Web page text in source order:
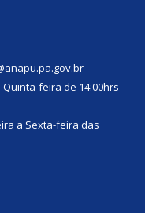
feira de 14:00hrs
a Sexta-feira das